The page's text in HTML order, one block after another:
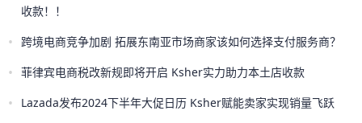
收款！！
• 跨境电商竞争加剧 拓展东南亚市场商家该如何选择支付服务商？
• 菲律宾电商税改新规即将开启 Ksher实力助力本土店收款
• Lazada发布2024下半年大促日历 Ksher赋能卖家实现销量飞跃